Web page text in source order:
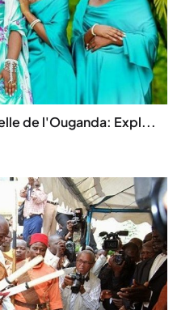
de l'Ouganda: Expl...